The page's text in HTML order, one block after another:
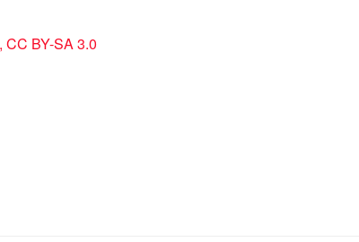
BY-SA 3.0